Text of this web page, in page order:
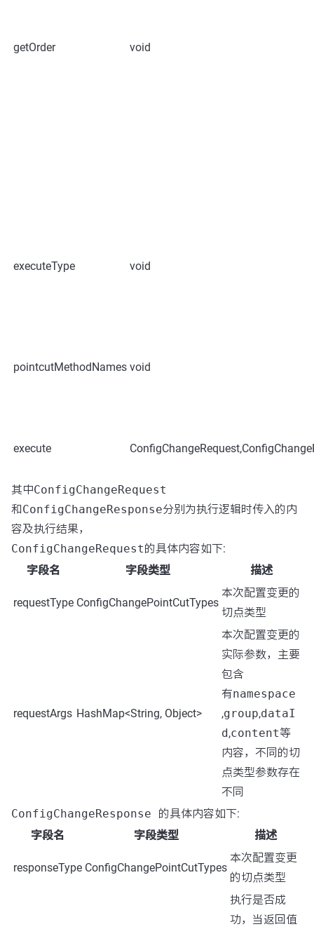
getOrder void
executeType void
pointcutMethodNames void
execute
其中ConfigChangeRequest
和ConfigChangeResponse分别为执行逻辑时传入的内
容及执行结果，
ConfigChangeRequest的具体内容如下:
字段名
字段类型 描述
requestType ConfigChangePointCutTypes
本次配置变更的
切点类型
requestArgs HashMap<String, Object>
本次配置变更的
实际参数，主要
包含
有namespace
,group,dataI
d,content等
内容，不同的切
点类型参数存在
不同
ConfigChangeResponse 的具体内容如下:
字段名
字段类型 描述
responseType ConfigChangePointCutTypes
本次配置变更
的切点类型
执行是否成
功，当返回值